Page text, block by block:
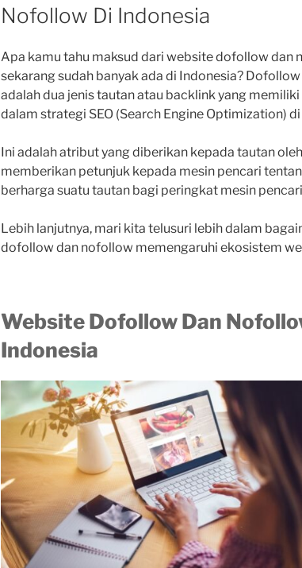
Nofollow Di Indonesia
Apa kamu tahu maksud dari website dofollow dan
sekarang sudah banyak ada di Indonesia?
adalah dua jenis tautan atau backlink yang
dalam strategi SEO (Search Engine Optimization)
Ini adalah atribut yang diberikan kepada tautan
memberikan petunjuk kepada mesin pencari
berharga suatu tautan bagi peringkat mesin
Lebih lanjutnya, mari kita telusuri lebih dalam
dofollow dan nofollow memengaruhi ekosistem
Website Dofollow Dan
Indonesia